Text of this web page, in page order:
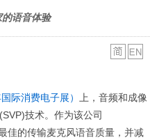
语音体验
际消费电子展）
上，音频和成像
技术。作为该公司
佳的传输麦克风语音质量，并减